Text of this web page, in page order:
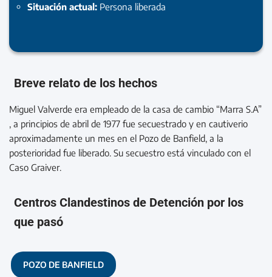
Situación actual: Persona liberada
Breve relato de los hechos
Miguel Valverde era empleado de la casa de cambio “Marra S.A”
, a principios de abril de 1977 fue secuestrado y en cautiverio
aproximadamente un mes en el Pozo de Banfield, a la
posterioridad fue liberado. Su secuestro está vinculado con el
Caso Graiver.
Centros Clandestinos de Detención por los
que pasó
POZO DE BANFIELD